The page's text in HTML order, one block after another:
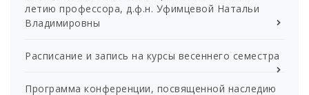
летию профессора, д.ф.н. Уфимцевой Натальи
Владимировны
Расписание и запись на курсы весеннего семестра
Программа конференции, посвященной наследию